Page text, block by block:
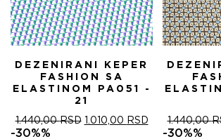
DEZENIRANI KEPER
FASHION SA
ELASTINOM PA051 -
21
1.440,00RSD ОРИГИНАЛНА
1.010,00 RSDТРЕНУТНА
ЦЕНА
-30%%
1.440,00
-30%%